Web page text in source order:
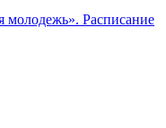
Расписание